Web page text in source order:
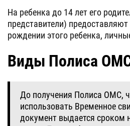
На ребенка до 14 лет его
представители) предоставляют
рождении этого ребенка,
Виды Полиса
До получения Полиса ОМС,
использовать Временное
документ выдается сроком